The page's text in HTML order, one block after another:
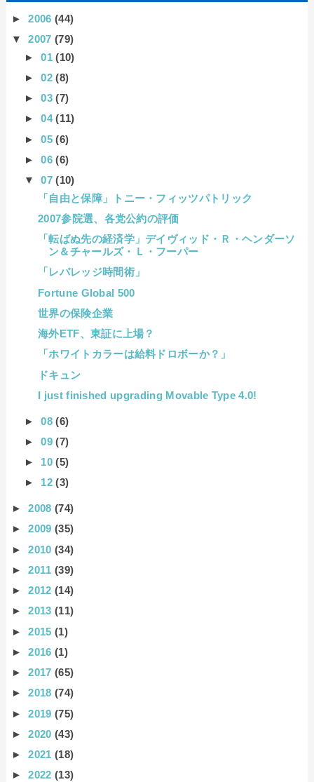
►2006(44)
▼2007(79)
►01(10)
►02(8)
►03(7)
►04(11)
►05(6)
►06(6)
▼07(10)
「自由と保障」トニー・フィッツパトリック
2007参院選、各党公約の評価
「転ばぬ先の経済学」デイヴィッド・Ｒ・ヘンダーソ
ン＆チャールズ・Ｌ・フーパー
「レバレッジ時間術」
Fortune Global 500
世界の保険企業
海外ETF、東証に上場？
「ホワイトカラーは給料ドロボーか？」
ドキュン
I just finished upgrading Movable Type 4.0!
►08(6)
►09(7)
► 10(5)
► 12(3)
►2008(74)
►2009(35)
►2010(34)
►2011(39)
►2012(14)
►2013(11)
►2015(1)
►2016(1)
►2017(65)
►2018(74)
►2019(75)
►2020(43)
►2021(18)
►2022(13)